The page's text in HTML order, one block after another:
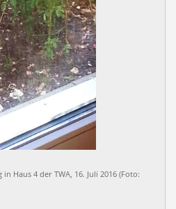
Haus 4 der TWA, 16. Juli 2016 (Foto: